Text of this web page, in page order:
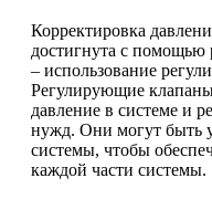
Корректировка
достигнута с
– использование
Регулирующие
давление в системе и
нужд. Они могут быть
системы, чтобы
каждой части системы.